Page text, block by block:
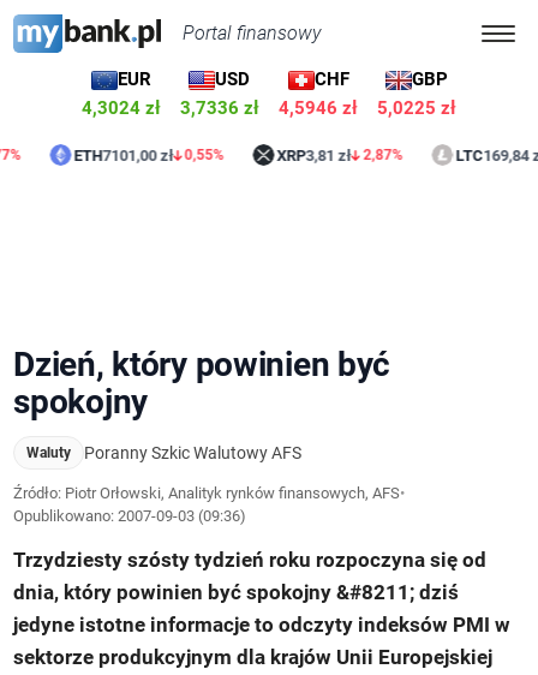
Portal finansowy
EUR
4,3019 zł
USD
3,7335 zł
CHF
4,5946 zł
GBP
5,0225 zł
ETH7101,00 zł 0,55% XRP3,81 zł 2,87% LTC169,84 zł
Dzień, który powinien być
spokojny
Waluty Poranny Szkic Walutowy AFS
Źródło: Piotr Orłowski, Analityk rynków finansowych, AFS•
Opublikowano:2007-09-03 (09:36)
Trzydziesty szósty tydzień roku rozpoczyna się od
dnia, który powinien być spokojny &#8211; dziś
jedyne istotne informacje to odczyty indeksów PMI w
sektorze produkcyjnym dla krajów Unii Europejskiej